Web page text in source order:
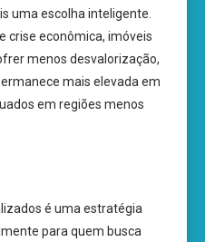
uma escolha inteligente.
crise econômica, imóveis
menos desvalorização,
mais elevada em
em regiões menos
é uma estratégia
para quem busca